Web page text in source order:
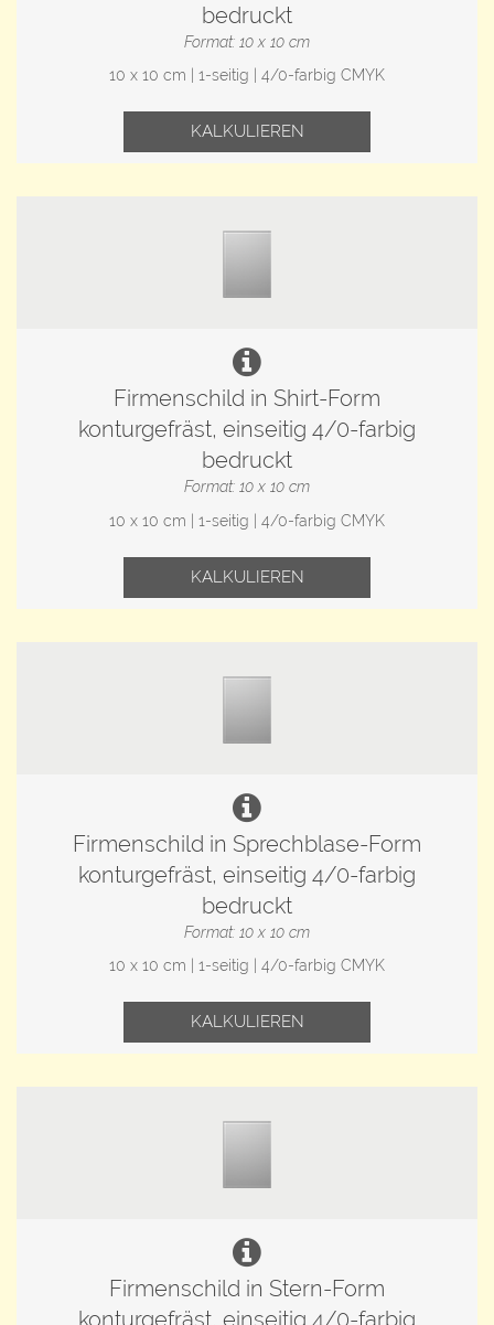
bedruckt
Format: 10 x 10 cm
10 x 10 cm | 1-seitig | 4/0-farbig CMYK
KALKULIEREN
Firmenschild in Shirt-Form
konturgefräst, einseitig 4/0-farbig
bedruckt
Format: 10 x 10 cm
10 x 10 cm | 1-seitig | 4/0-farbig CMYK
KALKULIEREN
Firmenschild in Sprechblase-Form
konturgefräst, einseitig 4/0-farbig
bedruckt
Format: 10 x 10 cm
10 x 10 cm | 1-seitig | 4/0-farbig CMYK
KALKULIEREN
Firmenschild in Stern-Form